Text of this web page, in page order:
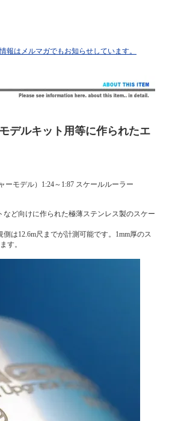
報はメルマガでもお知らせしています。
デルキット用等に作られたエ
ーモデル）1:24～1:87 スケールルーラー
など向けに作られた極薄ステンレス製のスケー
側は12.6m尺までが計測可能です。1mm厚のス
す。